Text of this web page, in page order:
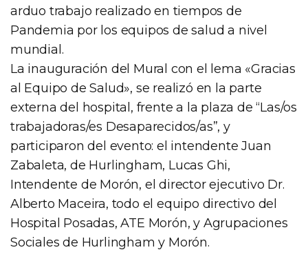
arduo trabajo realizado en tiempos de
Pandemia por los equipos de salud a nivel
mundial.
La inauguración del Mural con el lema «Gracias
al Equipo de Salud», se realizó en la parte
externa del hospital, frente a la plaza de “Las/os
trabajadoras/es Desaparecidos/as”, y
participaron del evento: el intendente Juan
Zabaleta, de Hurlingham, Lucas Ghi,
Intendente de Morón, el director ejecutivo Dr.
Alberto Maceira, todo el equipo directivo del
Hospital Posadas, ATE Morón, y Agrupaciones
Sociales de Hurlingham y Morón.